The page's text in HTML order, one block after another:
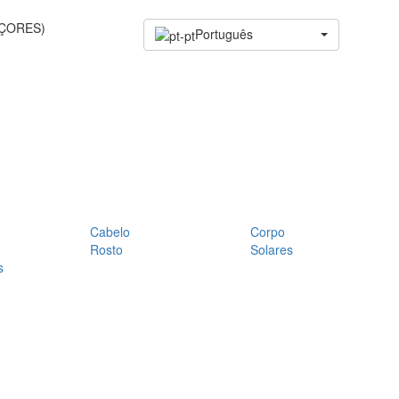
Português
Cabelo
Corpo
Rosto
Solares